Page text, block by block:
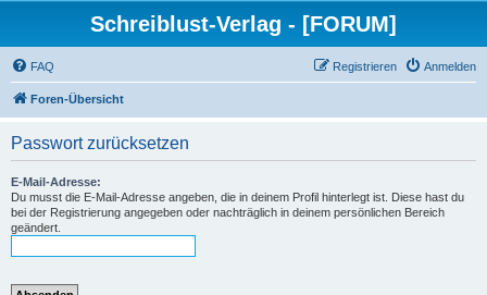
Schreiblust-Verlag - [FORUM]
FAQ Anmelden
Registrieren
Foren-Übersicht
Passwort zurücksetzen
E-Mail-Adresse:
Du musst die E-Mail-Adresse angeben, die in deinem Profil hinterlegt ist. Diese hast du
bei der Registrierung angegeben oder nachträglich in deinem persönlichen Bereich
geändert.